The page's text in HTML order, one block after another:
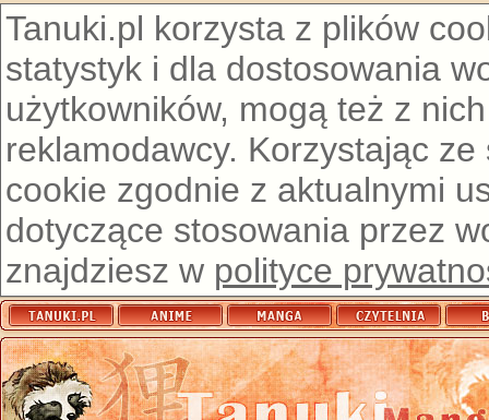
Tanuki.pl korzysta z plików
statystyk i dla dostosowania
użytkowników, mogą też z
reklamodawcy. Korzystając
cookie zgodnie z aktualnymi
dotyczące stosowania przez
znajdziesz w polityce